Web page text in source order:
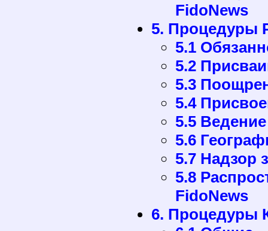
FidoNews
5. Процедуры
5.1
5.2
5.3
5.4
5.5
5.6
5.7 Надзор
5.8
FidoNews
6. Процедуры